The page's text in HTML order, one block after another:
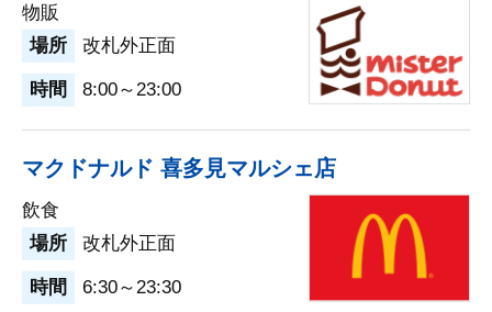
物販
場所
改札外正面
時間 8:00～23:00
マクドナルド 喜多見マルシェ店
飲食
場所
改札外正面
時間 6:30～23:30